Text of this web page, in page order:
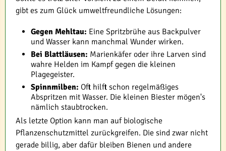
gibt es zum Glück umweltfreundliche Lösungen:
Gegen Mehltau: Eine Spritzbrühe aus Backpulver
und Wasser kann manchmal Wunder wirken.
Bei Blattläusen: Marienkäfer oder ihre Larven sind
wahre Helden im Kampf gegen die kleinen
Plagegeister.
Spinnmilben: Oft hilft schon regelmäßiges
Abspritzen mit Wasser. Die kleinen Biester mögen's
nämlich staubtrocken.
Als letzte Option kann man auf biologische
Pflanzenschutzmittel zurückgreifen. Die sind zwar nicht
gerade billig, aber dafür bleiben Bienen und andere